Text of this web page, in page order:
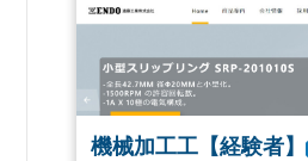
機械加工工【経験者】